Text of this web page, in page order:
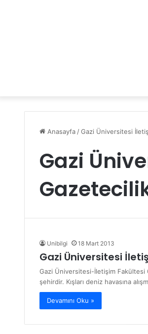
Anasayfa / Gazi Üniversitesi
Gazi
Unibilgi 18 Mart 2013
Gazi Üniversitesi
Gazi Üniversitesi-İletişim
şehirdir. Kışları deniz havasına
Devamını Oku »